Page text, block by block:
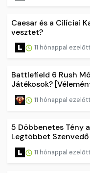
Caesar és a Cilíciai
vesztet?
11 hónappal ezelőtt
Battlefield 6 Rush
Játékosok?
11 hónappal ezelőtt
5 Döbbenetes Tény
Legtöbbet Szenvedő
11 hónappal ezelőtt